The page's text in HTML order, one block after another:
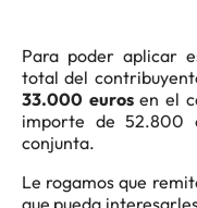
Para poder aplicar
total del
33.000 eurosen el
importe de 52.800
conjunta.
Le rogamos que
que pueda